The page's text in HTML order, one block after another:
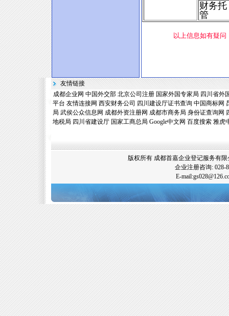
财务托
管
以上信息如有疑问
友情链接
成都企业网 中国外交部 北京公司注册 国家外国专家局 四川省外
平台 友情连接网 西安财务公司 四川建设厅证书查询 中国商标网
局 武侯公众信息网 成都外资注册网 成都市商务局 身份证查询网
地税局 四川省建设厅 国家工商总局 Google中文网 百度搜索 雅虎
版权所有 成都首嘉企业登记服务有
企业注册咨询: 028-
E-